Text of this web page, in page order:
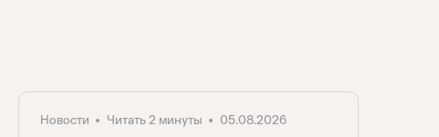
Новости Читать 2 минуты 05.08.2026